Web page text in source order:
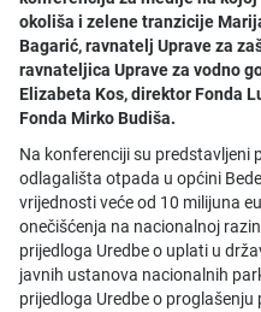
okoliša i zelene tranzicije
Bagarić, ravnatelj Uprave za
ravnateljica Uprave za vodno
Elizabeta Kos, direktor Fonda
Fonda Mirko Budiša.
Na konferenciji su predstavljeni
odlagališta otpada u općini
vrijednosti veće od 10 milijuna
onečišćenja na nacionalnoj
prijedloga Uredbe o uplati u
javnih ustanova nacionalnih
prijedloga Uredbe o proglašenju